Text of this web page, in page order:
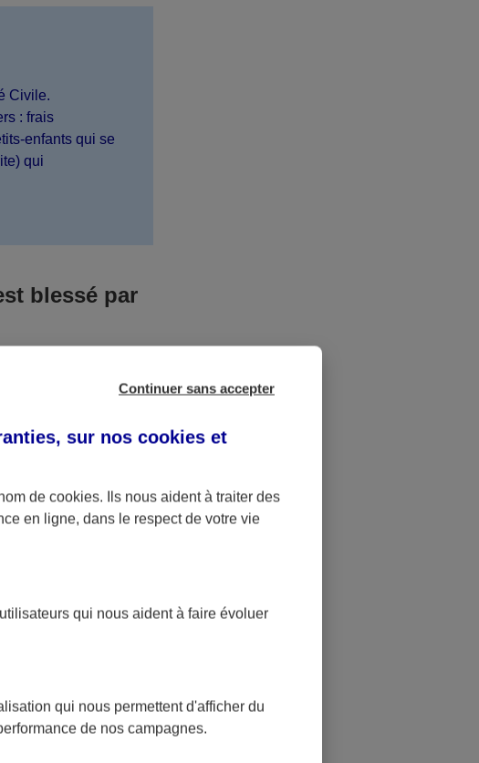
Civile.
: frais
enfants qui se
qui
blessé par
ayant entrainé
pour l’accident dont
spécifique
de
Continuer sans accepter
sur nos cookies et
de cookies. Ils nous aident à traiter des
en ligne, dans le respect de votre vie
qui nous aident à faire évoluer
qui nous permettent d'afficher du
de nos campagnes.